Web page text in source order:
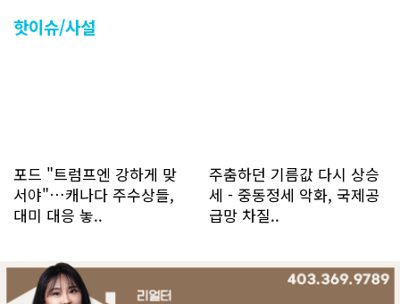
핫이슈/사설
포드 "트럼프엔 강하게 맞
서야"…캐나다 주수상들,
대미 대응 놓..
주춤하던 기름값 다시 상승
세 - 중동정세 악화, 국제공
급망 차질..